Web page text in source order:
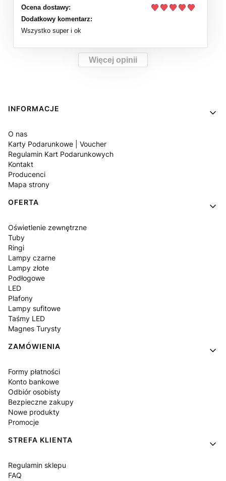
Ocena dostawy:
Dodatkowy komentarz:
Wszystko super i ok
Więcej opinii
Linki w stopce
INFORMACJE
O nas
Karty Podarunkowe | Voucher
Regulamin Kart Podarunkowych
Kontakt
Producenci
Mapa strony
OFERTA
Oświetlenie zewnętrzne
Tuby
Ringi
Lampy czarne
Lampy złote
Podłogowe
LED
Plafony
Lampy sufitowe
Taśmy LED
Magnes Turysty
ZAMÓWIENIA
Formy płatności
Konto bankowe
Odbiór osobisty
Bezpieczne zakupy
Nowe produkty
Promocje
STREFA KLIENTA
Regulamin sklepu
FAQ